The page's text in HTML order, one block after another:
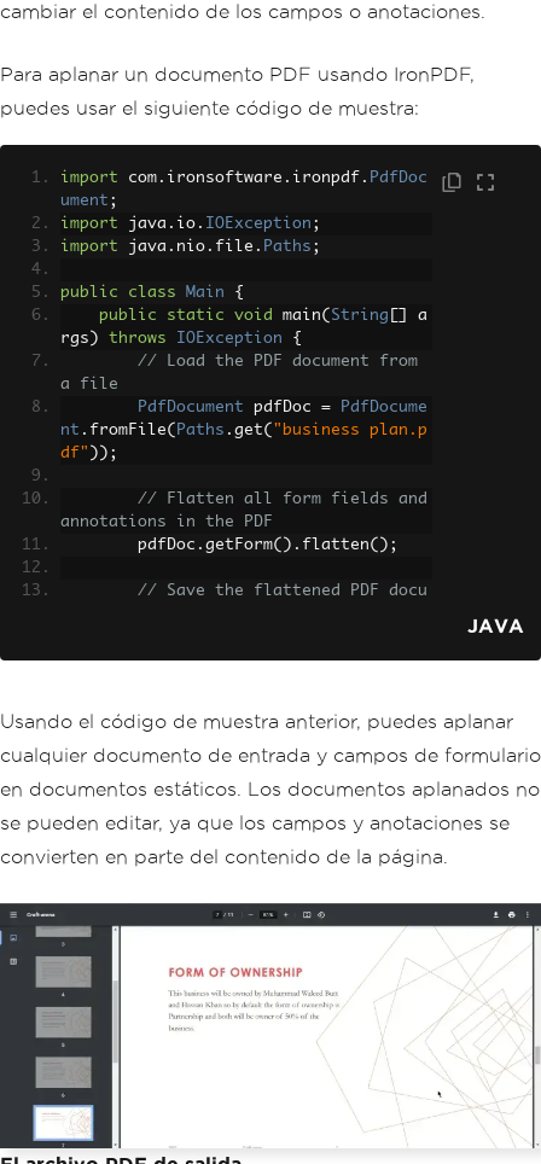
cambiar el contenido de los campos o anotaciones.
Para aplanar un documento PDF usando IronPDF,
puedes usar el siguiente código de muestra:
import com . ironsoftware . ironpdf . PdfDoc
ument ;
import java . io . IOException ;
import java . nio . file . Paths ;
public class Main
{
public
static void main( String
a
rgs ) throws IOException
{
// Load the PDF document from
a file
PdfDocument pdfDoc =
PdfDocume
nt . fromFile( Paths . get( "business plan.p
df" ));
// Flatten all form fields and
annotations in the PDF
        pdfDoc
. getForm(). flatten();
// Save the flattened PDF docu
}
JAVA
Usando el código de muestra anterior, puedes aplanar
cualquier documento de entrada y campos de formulario
en documentos estáticos. Los documentos aplanados no
se pueden editar, ya que los campos y anotaciones se
convierten en parte del contenido de la página.